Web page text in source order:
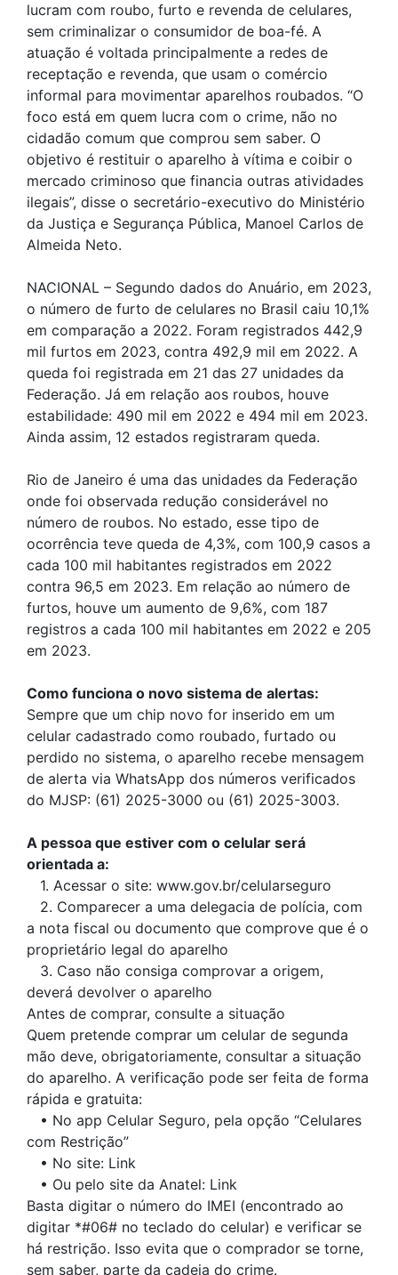
lucram com roubo, furto e revenda de celulares,
sem criminalizar o consumidor de boa-fé. A
atuação é voltada principalmente a redes de
receptação e revenda, que usam o comércio
informal para movimentar aparelhos roubados. “O
foco está em quem lucra com o crime, não no
cidadão comum que comprou sem saber. O
objetivo é restituir o aparelho à vítima e coibir o
mercado criminoso que financia outras atividades
ilegais”, disse o secretário-executivo do Ministério
da Justiça e Segurança Pública, Manoel Carlos de
Almeida Neto.
NACIONAL – Segundo dados do Anuário, em 2023,
o número de furto de celulares no Brasil caiu 10,1%
em comparação a 2022. Foram registrados 442,9
mil furtos em 2023, contra 492,9 mil em 2022. A
queda foi registrada em 21 das 27 unidades da
Federação. Já em relação aos roubos, houve
estabilidade: 490 mil em 2022 e 494 mil em 2023.
Ainda assim, 12 estados registraram queda.
Rio de Janeiro é uma das unidades da Federação
onde foi observada redução considerável no
número de roubos. No estado, esse tipo de
ocorrência teve queda de 4,3%, com 100,9 casos a
cada 100 mil habitantes registrados em 2022
contra 96,5 em 2023. Em relação ao número de
furtos, houve um aumento de 9,6%, com 187
registros a cada 100 mil habitantes em 2022 e 205
em 2023.
Como funciona o novo sistema de alertas:
Sempre que um chip novo for inserido em um
celular cadastrado como roubado, furtado ou
perdido no sistema, o aparelho recebe mensagem
de alerta via WhatsApp dos números verificados
do MJSP: (61) 2025-3000 ou (61) 2025-3003.
A pessoa que estiver com o celular será
orientada a:
1. Acessar o site: www.gov.br/celularseguro
2. Comparecer a uma delegacia de polícia, com
a nota fiscal ou documento que comprove que é o
proprietário legal do aparelho
3. Caso não consiga comprovar a origem,
deverá devolver o aparelho
Antes de comprar, consulte a situação
Quem pretende comprar um celular de segunda
mão deve, obrigatoriamente, consultar a situação
do aparelho. A verificação pode ser feita de forma
rápida e gratuita:
• No app Celular Seguro, pela opção “Celulares
com Restrição”
• No site: Link
• Ou pelo site da Anatel: Link
Basta digitar o número do IMEI (encontrado ao
digitar *#06# no teclado do celular) e verificar se
há restrição. Isso evita que o comprador se torne,
sem saber, parte da cadeia do crime.